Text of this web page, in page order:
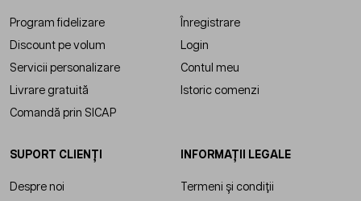
Program fidelizare
Discount pe volum
Servicii personalizare
Livrare gratuită
Comandă prin SICAP
Înregistrare
Login
Contul meu
Istoric comenzi
SUPORT CLIENȚI
Despre noi
INFORMAȚII LEGALE
Termeni și condiții